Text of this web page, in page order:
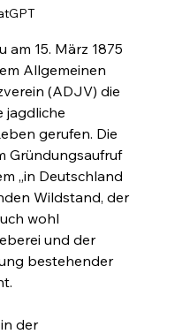
am 15. März 1875
Allgemeinen
(ADJV) die
jagdliche
gerufen. Die
Gründungsaufruf
„in Deutschland
Wildstand, der
wohl
und der
bestehender
der